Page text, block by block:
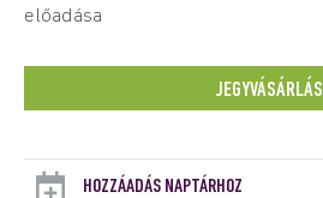
előadása
JEGYVÁSÁRLÁS
HOZZÁADÁS NAPTÁRHOZ